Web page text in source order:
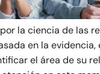
la ciencia de las
en la evidencia,
el área de su